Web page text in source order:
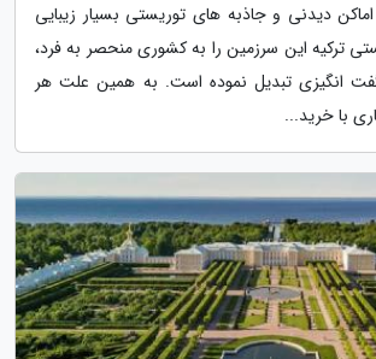
دیدنی و جاذبه های توریستی بسیار زیبایی
ترکیه این سرزمین را به کشوری منحصر به فرد،
انگیزی تبدیل نموده است. به همین علت هر
با خرید...